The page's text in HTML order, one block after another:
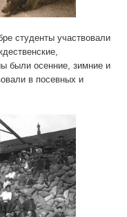
студенты участвовали
были осенние, зимние и
в посевных и